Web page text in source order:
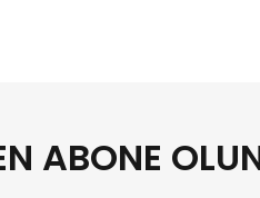
ABONE